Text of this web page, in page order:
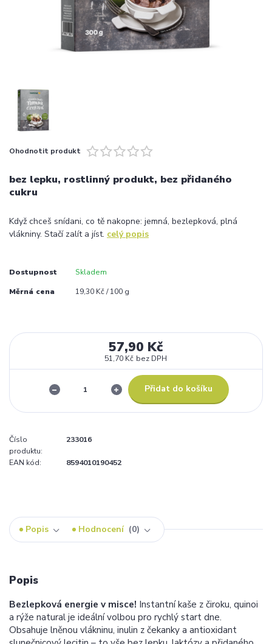
Ohodnotit produkt
bez lepku, rostlinný produkt, bez přidaného
cukru
Když chceš snídani, co tě nakopne: jemná, bezlepková, plná
vlákniny. Stačí zalít a jíst. celý popis
Dostupnost Skladem
Měrná cena 19,30 Kč / 100 g
57,90 Kč
51,70 Kč bez DPH
Přidat do košíku
Číslo
produktu:
233016
EAN kód: 8594010190452
Popis Hodnocení 0
Popis
Bezlepková energie v misce! Instantní kaše z čiroku, quinoi
a rýže natural je ideální volbou pro rychlý start dne.
Obsahuje lněnou vlákninu, inulin z čekanky a antioxidant